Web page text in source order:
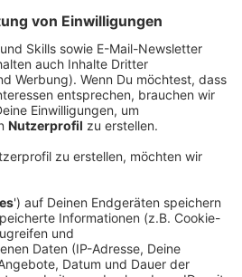
sind aber auch
unterwegs.
04.03.2025 05:29
eingewickelt in über 20 Kilo
der Name. Er wird durch die
nach sieben Stunden wird
Erbsenstroh geschnitten, das